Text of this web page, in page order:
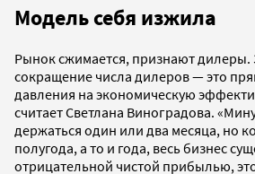
Модель себя изжила
Рынок сжимается, признают дилеры.
сокращение числа дилеров — это
давления на экономическую
считает Светлана Виноградова.
держаться один или два месяца, но
полугода, а то и года, весь бизнес
отрицательной чистой прибылью,